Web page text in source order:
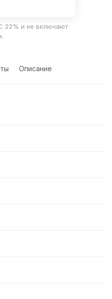
22% и не включают
Описание